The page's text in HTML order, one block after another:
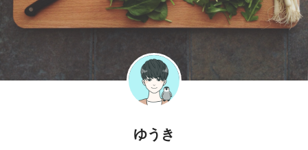
ゆうき